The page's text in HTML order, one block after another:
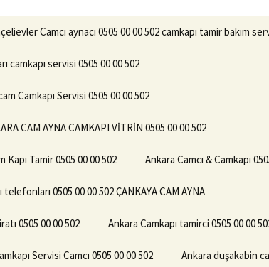
Camcı aynacı 0505 00 00 502 camkapı tamir bakım
camkapı servisi 0505 00 00 502
Camkapı Servisi 0505 00 00 502
CAM AYNA CAMKAPI VİTRİN 0505 00 00 502
Kapı Tamir 0505 00 00 502 Ankara Camcı & Camkapı
telefonları 0505 00 00 502 ÇANKAYA CAM AYNA
0505 00 00 502 Ankara Camkapı tamirci 0505 00 00
Servisi Camcı 0505 00 00 502 Ankara duşakabin